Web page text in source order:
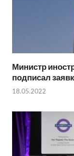
Министр
подписал
18.05.2022